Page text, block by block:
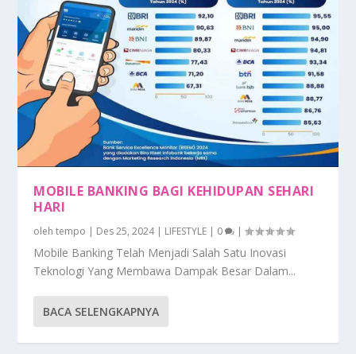
MOBILE BANKING BAGI KEHIDUPAN SEHARI
HARI
olehtempo | Des 25, 2024| LIFESTYLE | 0 |
Mobile Banking Telah Menjadi Salah Satu Inovasi
Teknologi Yang Membawa Dampak Besar Dalam...
BACA SELENGKAPNYA